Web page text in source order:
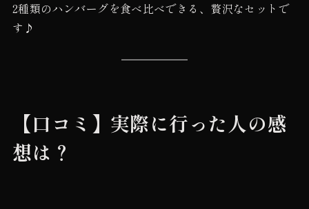
2種類のハンバーグを食べ比べできる、贅沢なセットで
す♪
【口コミ】実際に行った人の感
想は？